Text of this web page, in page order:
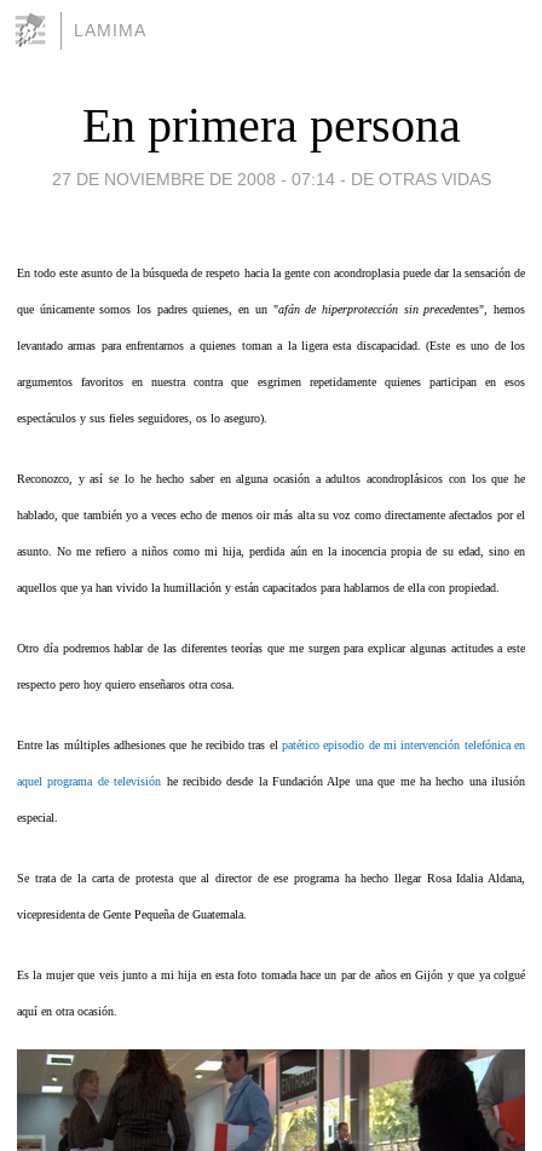
LAMIMA
En primera persona
27 DE NOVIEMBRE DE 2008 - 07:14 - DE OTRAS VIDAS
En todo este asunto de la búsqueda de respeto hacia la gente con acondroplasia puede dar la sensación de
que únicamente somos los padres quienes, en un "afán de hiperprotección sin precedentes", hemos
levantado armas para enfrentarnos a quienes toman a la ligera esta discapacidad. (Este es uno de los
argumentos favoritos en nuestra contra que esgrimen repetidamente quienes participan en esos
espectáculos y sus fieles seguidores, os lo aseguro).
Reconozco, y así se lo he hecho saber en alguna ocasión a adultos acondroplásicos con los que he
hablado, que también yo a veces echo de menos oir más alta su voz como directamente afectados por el
asunto. No me refiero a niños como mi hija, perdida aún en la inocencia propia de su edad, sino en
aquellos que ya han vivido la humillación y están capacitados para hablarnos de ella con propiedad.
Otro día podremos hablar de las diferentes teorías que me surgen para explicar algunas actitudes a este
respecto pero hoy quiero enseñaros otra cosa.
Entre las múltiples adhesiones que he recibido tras el patético episodio de mi intervención telefónica en
aquel programa de televisión he recibido desde la Fundación Alpe una que me ha hecho una ilusión
especial.
Se trata de la carta de protesta que al director de ese programa ha hecho llegar Rosa Idalia Aldana,
vicepresidenta de Gente Pequeña de Guatemala.
Es la mujer que veis junto a mi hija en esta foto tomada hace un par de años en Gijón y que ya colgué
aquí en otra ocasión.